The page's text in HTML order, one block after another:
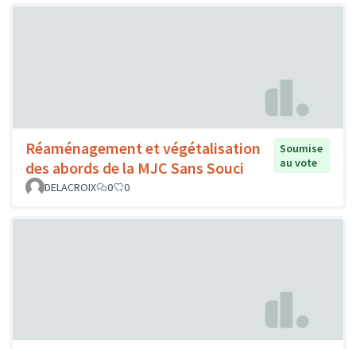
Réaménagement et végétalisation
des abords de la MJC Sans Souci
Soumise
au vote
DELACROIX
0 0